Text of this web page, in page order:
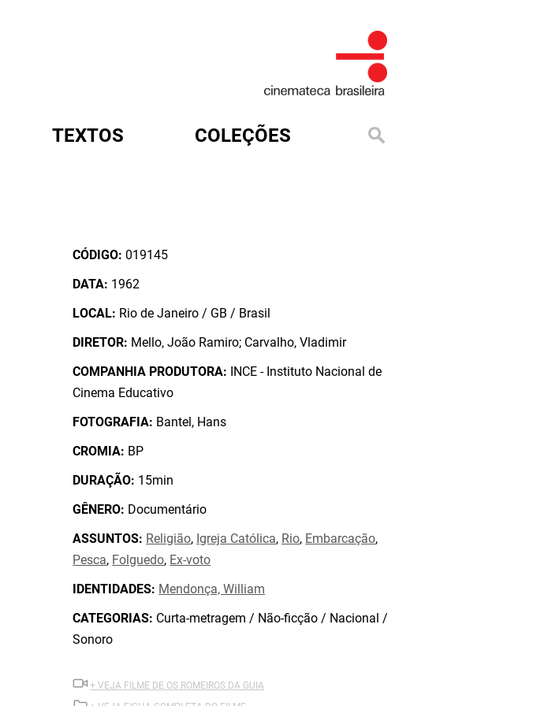
TEXTOS COLEÇÕES
CÓDIGO: 019145
DATA: 1962
LOCAL: Rio de Janeiro / GB / Brasil
DIRETOR: Mello, João Ramiro; Carvalho, Vladimir
COMPANHIA PRODUTORA: INCE - Instituto Nacional de
Cinema Educativo
FOTOGRAFIA: Bantel, Hans
CROMIA: BP
DURAÇÃO: 15min
GÊNERO: Documentário
ASSUNTOS: Religião, Igreja Católica, Rio, Embarcação,
Pesca, Folguedo, Ex-voto
IDENTIDADES: Mendonça, William
CATEGORIAS: Curta-metragem / Não-ficção / Nacional /
Sonoro
+ VEJA FILME DE OS ROMEIROS DA GUIA